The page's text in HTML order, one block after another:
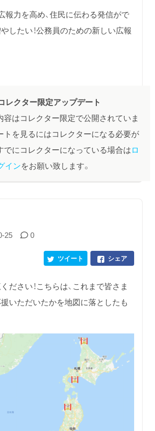
報力を高め、住民に伝わる発信がで
したい！公務員のための新しい広報
レクター限定アップデート
容はコレクター限定で公開されていま
トを見るにはコレクターになる必要が
でにコレクターになっている場合はロ
インをお願い致します。
25 0
シェア
ツイート
ださい！こちらは、これまで皆さま
いただいたかを地図に落としたも